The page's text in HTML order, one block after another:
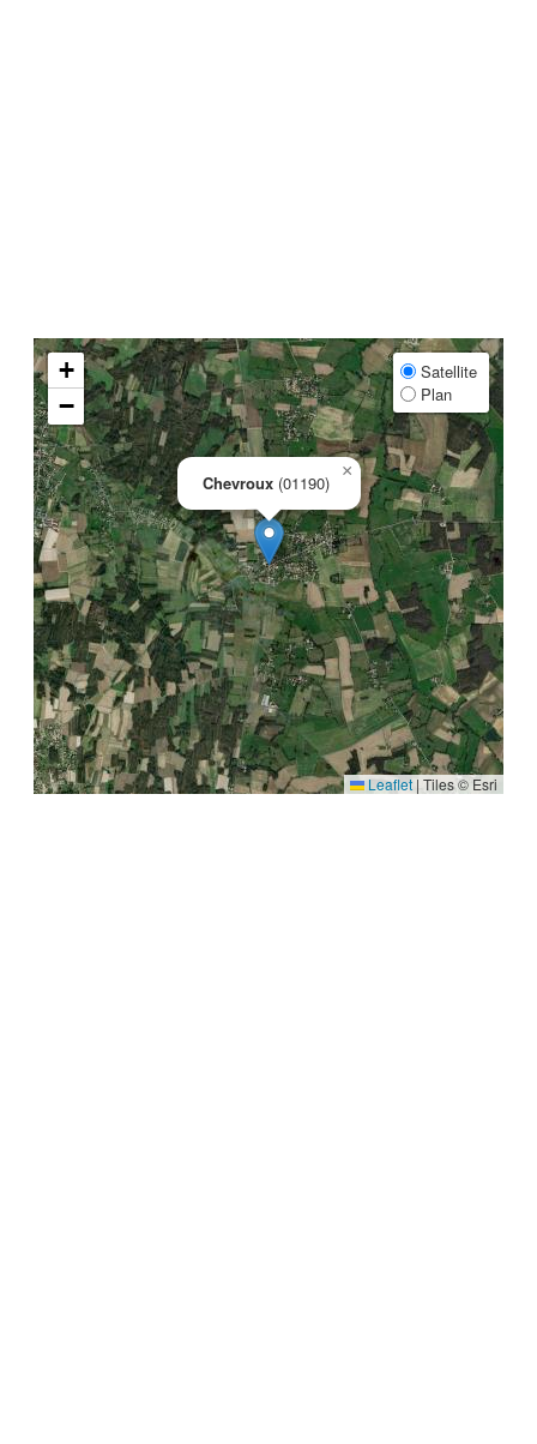
Chevroux (01190)
×
+
−
Satellite
Plan
Leaflet | Tiles © Esri